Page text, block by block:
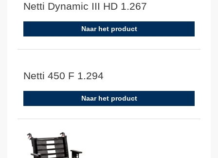
Netti Dynamic III HD 1.267
Naar het product
Netti 450 F 1.294
Naar het product